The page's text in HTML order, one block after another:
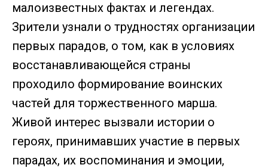
малоизвестных фактах и легендах.
Зрители узнали о трудностях организации
первых парадов, о том, как в условиях
восстанавливающейся страны
проходило формирование воинских
частей для торжественного марша.
Живой интерес вызвали истории о
героях, принимавших участие в первых
парадах, их воспоминания и эмоции,